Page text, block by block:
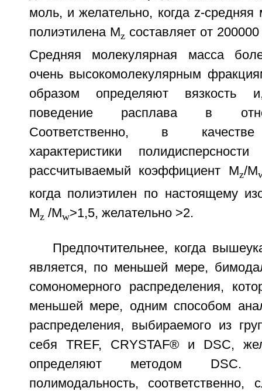
моль, и желательно, когда z-средняя
полиэтилена Mz составляет от
Средняя молекулярная масса
очень высокомолекулярным
образом определяют вязкость
поведение расплава в
Соответственно, в качестве
характеристики
рассчитываемый коэффициент Mz/M
когда полиэтилен по настоящему
Mz /Mw>1,5, желательно >2.
Предпочтительнее, когда
является, по меньшей мере,
сомономерного распределения,
меньшей мере, одним способом
распределения, выбираемого из
себя TREF, CRYSTAF® и DSC,
определяют методом DSC.
полимодальность, соответственно,